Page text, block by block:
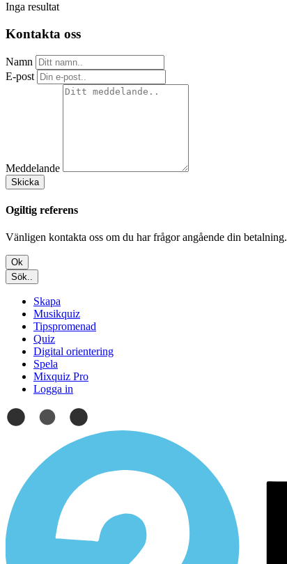
Inga resultat
Kontakta oss
Namn
E-post
Meddelande
Skicka
Ogiltig referens
Vänligen kontakta oss om du har frågor angående din betalning.
Ok
Sök..
Skapa
Musikquiz
Tipspromenad
Quiz
Digital orientering
Spela
Mixquiz Pro
Logga in